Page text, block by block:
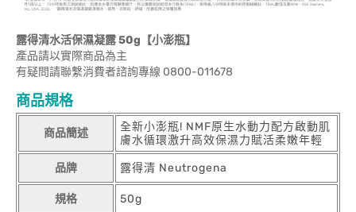
露得清水活保濕凝露 50g【小澎瓶】
產品請以實際商品為主
有疑問請聯繫消費者諮詢專線 0800-011678
商品規格
商品簡述
全新小澎瓶! NMF原生水動力配方啟動肌
膚水循環激升高效保濕力賦活柔嫩年輕
品牌 露得清 Neutrogena
規格 50g